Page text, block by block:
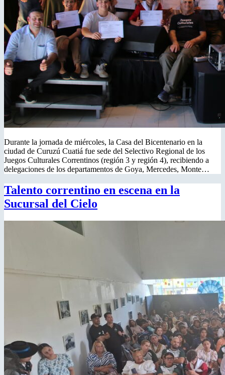
Durante la jornada de miércoles, la Casa del Bicentenario en la
ciudad de Curuzú Cuatiá fue sede del Selectivo Regional de los
Juegos Culturales Correntinos (región 3 y región 4), recibiendo a
delegaciones de los departamentos de Goya, Mercedes, Monte…
Talento correntino en escena en la
Sucursal del Cielo